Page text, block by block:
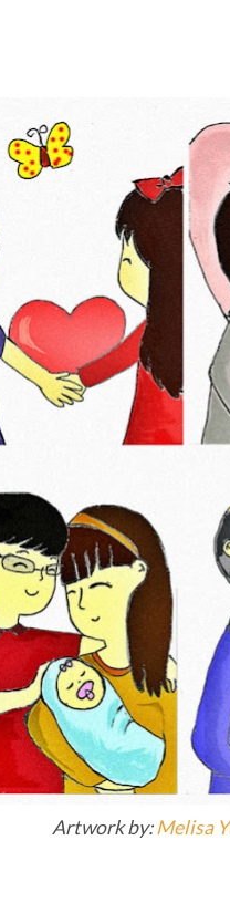
Artwork by:Melisa